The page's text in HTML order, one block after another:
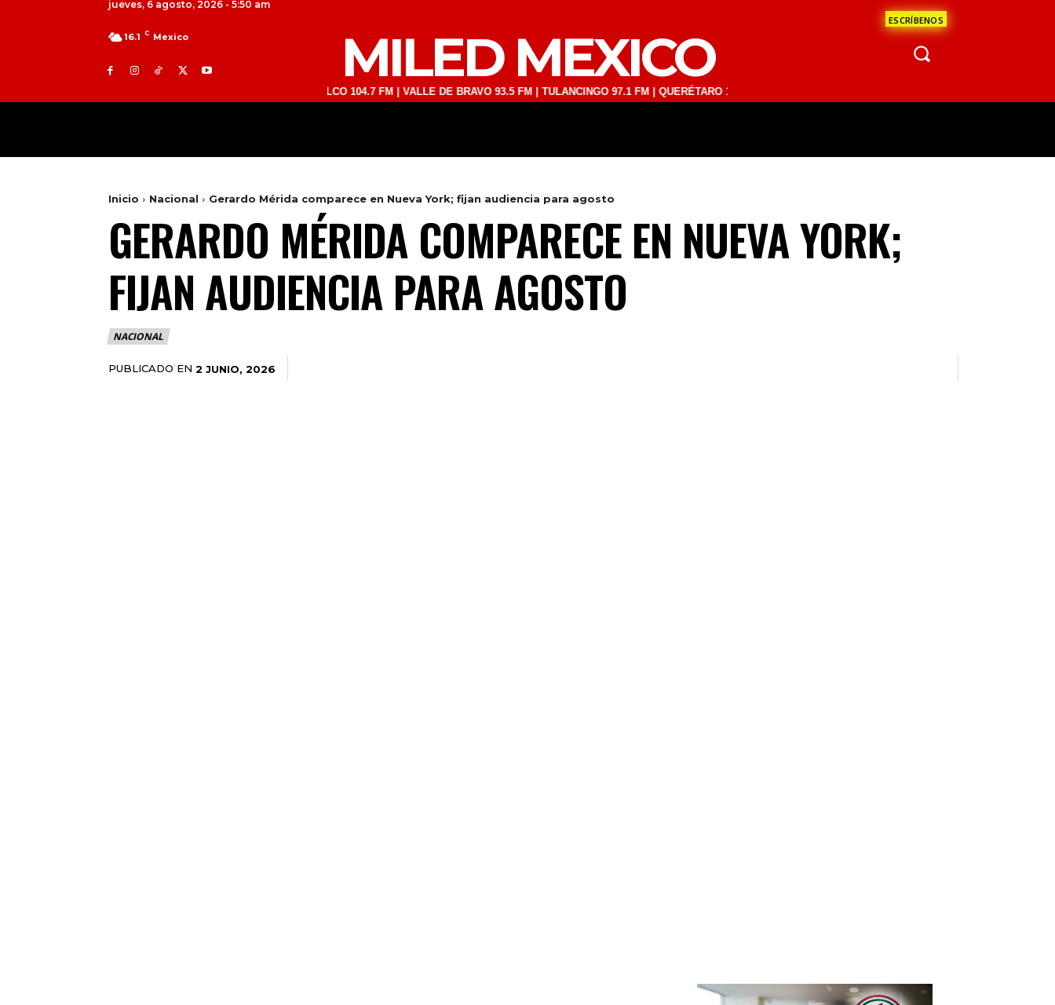
jueves, 6 agosto, 2026 - 5:50 am
ESCRÍBENOS
16.1 C Mexico MILED MEXICO
TOLUCA 98.9 FM | ATLACOMULCO 104.7 FM | VALLE DE BRAVO 93.5 FM | TULANCINGO 97.1 FM | QUERÉTARO 103.1 FM | SAN JUAN DEL RÍO 93.1 FM | GUADALAJARA 1510 AM | LA
Inicio Nacional Gerardo Mérida comparece en Nueva York; fijan audiencia para agosto
GERARDO MÉRIDA COMPARECE EN NUEVA YORK;
FIJAN AUDIENCIA PARA AGOSTO
NACIONAL
PUBLICADO EN 2 JUNIO, 2026